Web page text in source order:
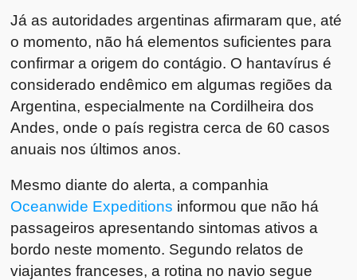
Já as autoridades argentinas afirmaram que, até
o momento, não há elementos suficientes para
confirmar a origem do contágio. O hantavírus é
considerado endêmico em algumas regiões da
Argentina, especialmente na Cordilheira dos
Andes, onde o país registra cerca de 60 casos
anuais nos últimos anos.
Mesmo diante do alerta, a companhia
Oceanwide Expeditions informou que não há
passageiros apresentando sintomas ativos a
bordo neste momento. Segundo relatos de
viajantes franceses, a rotina no navio segue